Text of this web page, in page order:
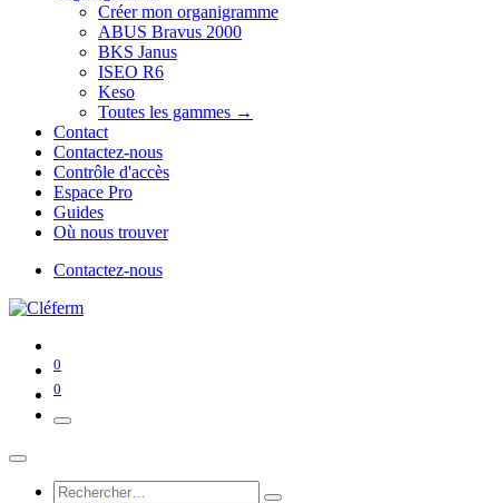
Créer mon organigramme
ABUS Bravus 2000
BKS Janus
ISEO R6
Keso
Toutes les gammes →
Contact
Contactez-nous
Contrôle d'accès
Espace Pro
Guides
Où nous trouver
Contactez-nous
0
0